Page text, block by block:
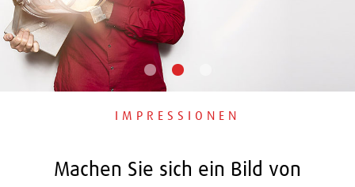
IMPRESSIONEN
Machen Sie sich ein Bild von